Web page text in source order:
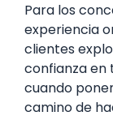
Para los
experiencia
clientes
confianza en
cuando
camino de